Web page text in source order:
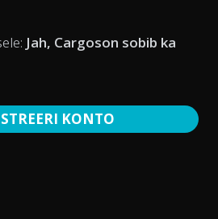
Jah, Cargoson sobib ka
KONTO